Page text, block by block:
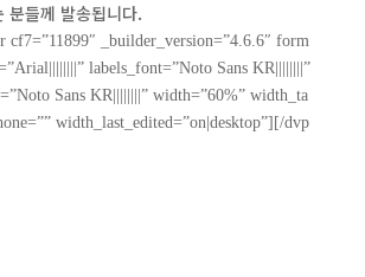
분들께 발송됩니다.
cf7=”11899″ _builder_version=”4.6.6″ form
labels_font=”Noto Sans KR||||||||”
Sans KR||||||||” width=”60%” width_ta
width_last_edited=”on|desktop”][/dvp